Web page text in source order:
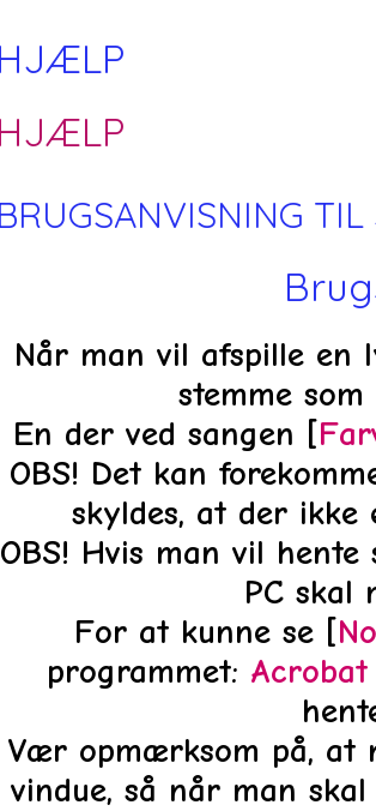
HJÆLP
HJÆLP
BRUGSANVISNING
Når man vil afspille en
stemme
En der ved sangen [
OBS! Det kan
skyldes, at der ikke
OBS! Hvis man vil
PC skal
For at kunne se [
programmet: Acrobat
Vær opmærksom på, at
vindue, så når man